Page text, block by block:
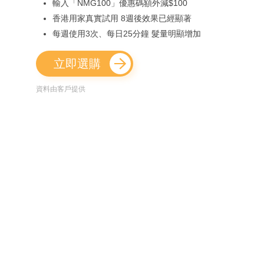
輸入「NMG100」優惠碼額外減$100
香港用家真實試用 8週後效果已經顯著
每週使用3次、每日25分鐘 髮量明顯增加
立即選購
資料由客戶提供